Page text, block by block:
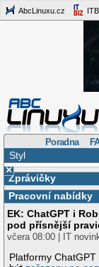
AbcLinuxu.cz
Poradna
Styl
×
Zprávičky
Pracovní nabídky
EK: ChatGPT i
pod přísnější
včera 08:00 | IT
Platformy